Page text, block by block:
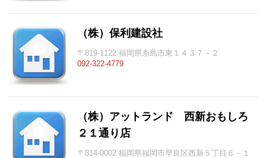
（株）保利建設社
〒819-1122 福岡県糸島市東１４３７－２
092-322-4779
（株）アットランド 西新おもしろ
２１通り店
〒814-0002 福岡県福岡市早良区西新５丁目６－１